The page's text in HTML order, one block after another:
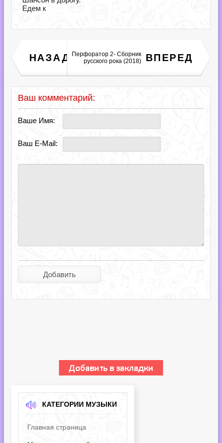
Едем к
НАЗАД
Now Thats What I Call
Remix что я называю
ремиксом (2018)
ВПЕРЕД
Перфоратор 2- Сборник
русского рока (2018)
Ваш комментарий:
Ваше Имя:
Ваш E-Mail:
КАТЕГОРИИ МУЗЫКИ
Главная страница